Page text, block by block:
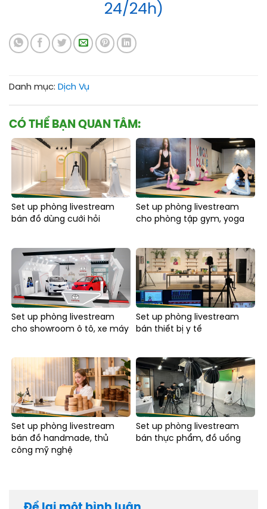
24/24h)
Danh mục: Dịch Vụ
CÓ THỂ BẠN QUAN TÂM:
Set up phòng livestream
bán đồ dùng cưới hỏi
Set up phòng livestream
cho phòng tập gym, yoga
Set up phòng livestream
cho showroom ô tô, xe máy
Set up phòng livestream
bán thiết bị y tế
Set up phòng livestream
bán đồ handmade, thủ
công mỹ nghệ
Set up phòng livestream
bán thực phẩm, đồ uống